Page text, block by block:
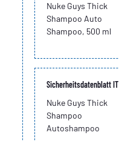
Nuke Guys Thick
Shampoo Auto
Shampoo, 500 ml
Sicherheitsdatenblatt IT
Nuke Guys Thick
Shampoo
Autoshampoo